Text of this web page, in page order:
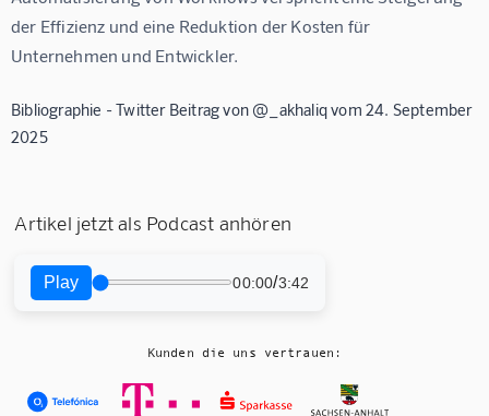
der Effizienz und eine Reduktion der Kosten für
Unternehmen und Entwickler.
Bibliographie - Twitter Beitrag von @_akhaliq vom 24. September
2025
Artikel jetzt als Podcast anhören
Play 00:00/3:42
Kunden die uns vertrauen: